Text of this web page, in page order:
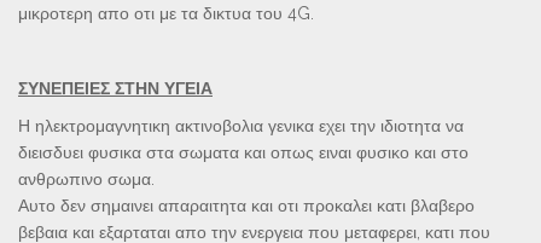
μικροτερη απο οτι με τα δικτυα του 4G.
ΣΥΝΕΠΕΙΕΣ ΣΤΗΝ ΥΓΕΙΑ
Η ηλεκτρομαγνητικη ακτινοβολια γενικα εχει την ιδιοτητα να
διεισδυει φυσικα στα σωματα και οπως ειναι φυσικο και στο
ανθρωπινο σωμα.
Αυτο δεν σημαινει απαραιτητα και οτι προκαλει κατι βλαβερο
βεβαια και εξαρταται απο την ενεργεια που μεταφερει, κατι που